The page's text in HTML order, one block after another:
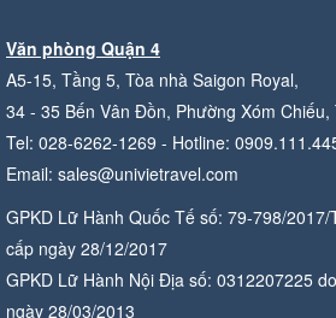
Văn phòng Quận 4
A5-15, Tầng 5, Tòa nhà Saigon Royal,
34 - 35 Bến Vân Đồn, Phường Xóm
Tel: 028-6262-1269 - Hotline:
Email: sales@univietravel.com
GPKD Lữ Hành Quốc Tế số: 79-798/2017/
cấp ngày 28/12/2017
GPKD Lữ Hành Nội Địa số: 0312207225
ngày 28/03/2013